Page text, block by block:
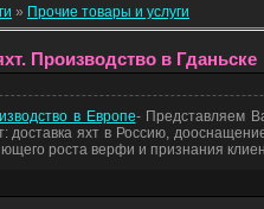
» Прочие товары и услуги
Производство в Гданьске
в Европе- Представляем
доставка яхт в Россию,
роста верфи и признания